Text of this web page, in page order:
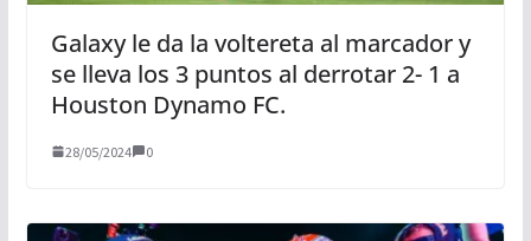
Galaxy le da la voltereta al marcador y
se lleva los 3 puntos al derrotar 2- 1 a
Houston Dynamo FC.
28/05/2024 0